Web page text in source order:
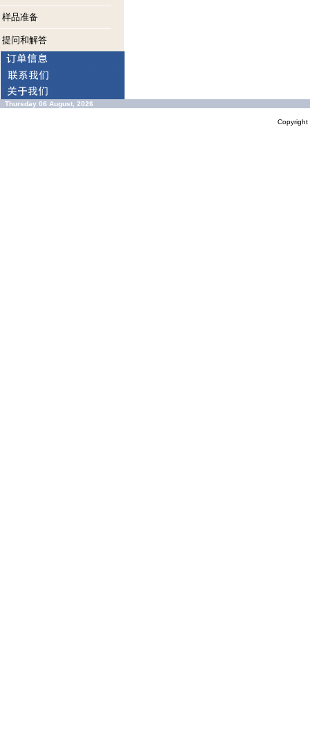
样品准备
提问和解答
Thursday 06 August, 2026